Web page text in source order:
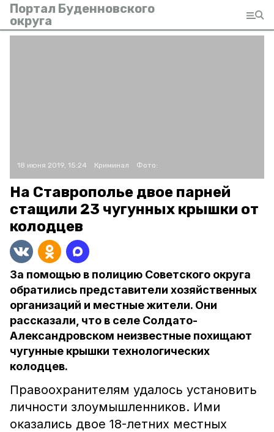
Портал Буденновского
округа
18 июня 2019, 15:24 Криминал Фото:
На Ставрополье двое парней
стащили 23 чугунных крышки от
колодцев
За помощью в полицию Советского округа
обратились представители хозяйственных
организаций и местные жители. Они
рассказали, что в селе Солдато-
Александровском неизвестные похищают
чугунные крышки технологических
колодцев.
Правоохранителям удалось установить
личности злоумышленников. Ими
оказались двое 18-летних местных